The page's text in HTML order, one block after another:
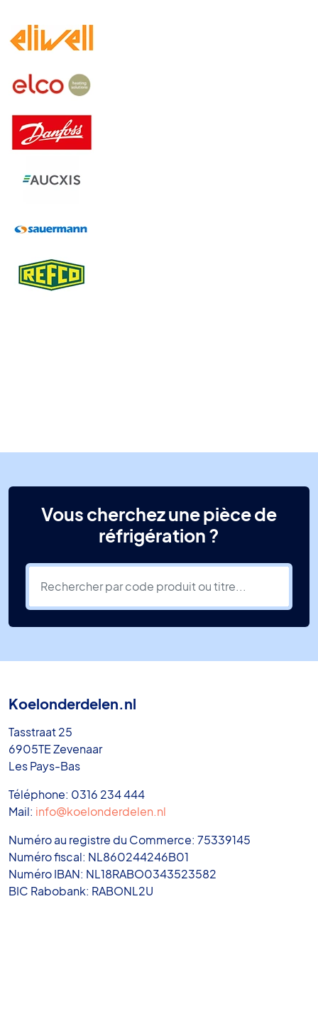
Vous cherchez une pièce de
réfrigération ?
Koelonderdelen.nl
Tasstraat 25
6905TE Zevenaar
Les Pays-Bas
Téléphone: 0316 234 444
Mail: info@koelonderdelen.nl
Numéro au registre du Commerce: 75339145
Numéro fiscal: NL860244246B01
Numéro IBAN: NL18RABO0343523582
BIC Rabobank: RABONL2U